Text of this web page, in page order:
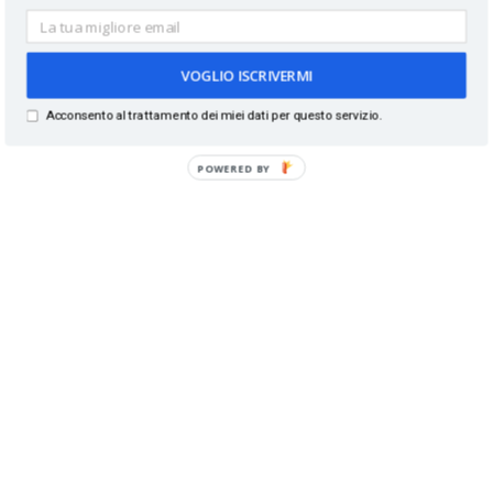
VOGLIO ISCRIVERMI
Acconsento al trattamento dei miei dati per questo servizio.
POWERED BY